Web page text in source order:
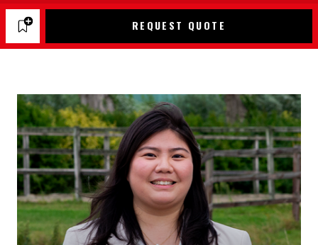
REQUEST QUOTE